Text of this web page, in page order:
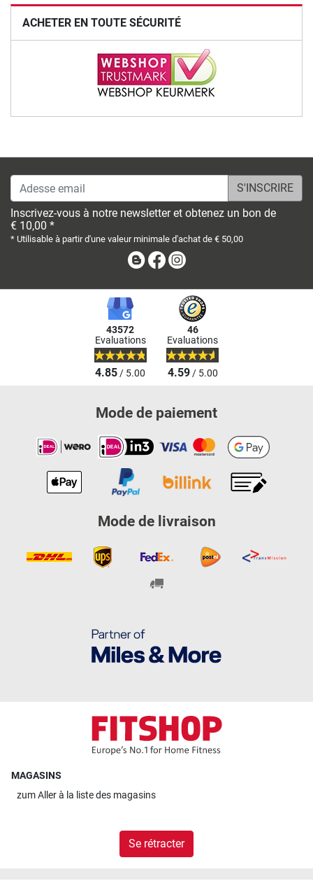
ACHETER EN TOUTE SÉCURITÉ
Adesse email
Inscrivez-vous à notre newsletter et obtenez un bon de
€ 10,00 *
* Utilisable à partir d'une valeur minimale d'achat de € 50,00
BlogFacebook
43572
Evaluations
4.85/ 5.00
46
Evaluations
4.59/ 5.00
Mode de paiement
Mode de livraison
MAGASINS
zumAller à la liste des magasins
Se rétracter